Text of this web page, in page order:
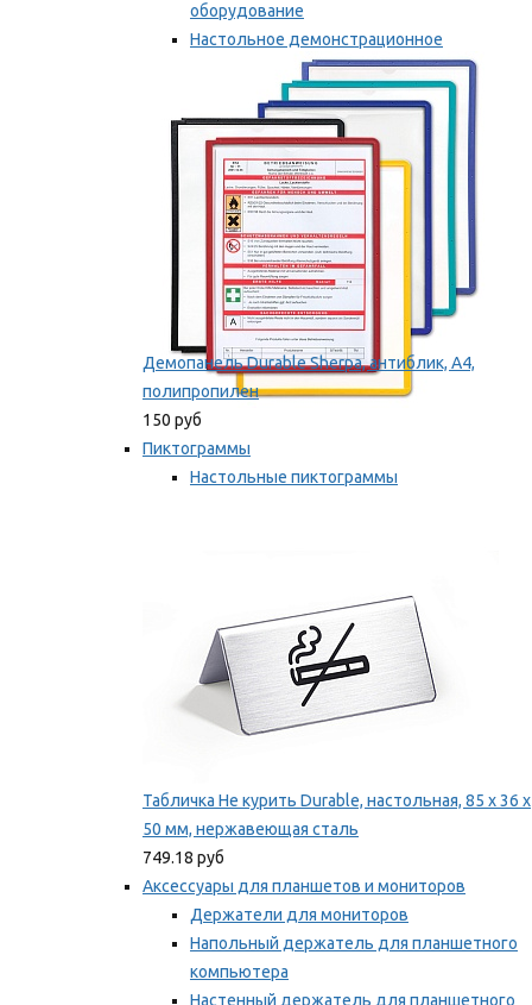
оборудование
Настольное демонстрационное
оборудование
Мы рекомендуем
Демопанель Durable Sherpa, антиблик, А4,
полипропилен
150 руб
Пиктограммы
Настольные пиктограммы
Табличка Не курить Durable, настольная, 85 x 36 x
50 мм, нержавеющая сталь
749.18 руб
Аксессуары для планшетов и мониторов
Держатели для мониторов
Напольный держатель для планшетного
компьютера
Настенный держатель для планшетного